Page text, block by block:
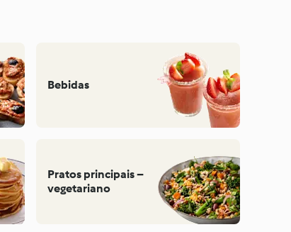
Bebidas
Pratos principais –
vegetariano